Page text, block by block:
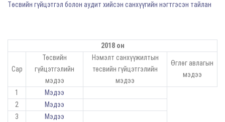
Tөсвийн гүйцэтгэл болон аудит хийсэн санхүүгийн нэгтгэсэн тайлан
2018 он
Сар
Төсвийн
гүйцэтгэлийн
мэдээ
Нэмэлт санхүүжилтын
төсвийн гүйцэтгэлийн
мэдээ
Өглөг авлагын
мэдээ
1
Мэдээ
2
Мэдээ
3
Мэдээ